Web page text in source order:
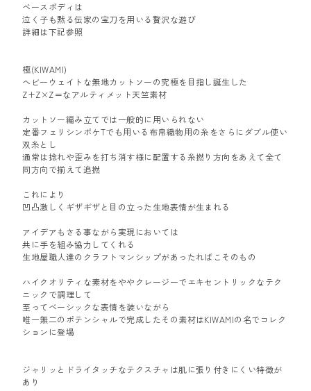
ベースボディは
泣く子も黙る伝家の宝刀を用いる贅沢な遊び
詳細は下記参照
極(KIWAMI)
ヘビーウェイトな無地カットソーの究極を目指し誕生した
Z+Z×Z＝なアルティメット天竺素材
カットソー編み立てでは一般的に用いられない
定番フェリシンポケTでも用いる布帛織物用の糸をさらにダブル使い
双糸とし
通常は捻れや歪みを打ち消す様に配置する糸撚り方向をあえて全て
同方向で揃えて追撚
これにより
凹凸激しくギザギザと目の立った生地表情が生まれる
アイデアもさる事ながら実現においては
共に手を組み協力してくれる
生地屋職人達のクラフトマンシップがあったればこそのもの
ハイクオリティな素材をややクレージーでエキセントリックなテク
ニックで調理して
至ってベーシックな表情を装いながら
唯一無二のポテンシャルで完成したその素材はKIWAMIの名でコレク
ションに登場
ジャリッとドライタッチなテクスチャは肌に張り付きにくい特徴が
あり